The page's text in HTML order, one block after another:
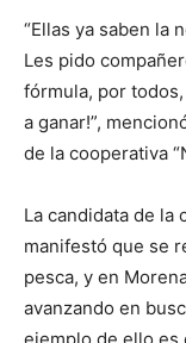
“Ellas ya saben la
Les pido
fórmula, por todos,
a ganar!”,
de la cooperativa
La candidata de la
manifestó que se
pesca, y en
avanzando en